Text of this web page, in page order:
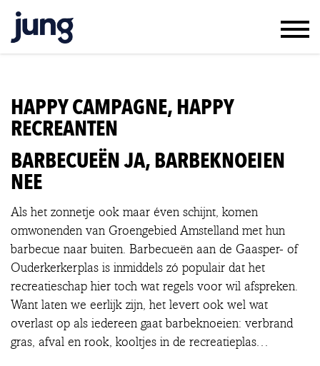
KLANTEN & JUNG
TEAM & VACATURES
CONTACT
IN ENGLISH
HAPPY CAMPAGNE, HAPPY
RECREANTEN
BARBECUEËN JA, BARBEKNOEIEN
NEE
Als het zonnetje ook maar éven schijnt, komen
omwonenden van Groengebied Amstelland met hun
barbecue naar buiten. Barbecueën aan de Gaasper- of
Ouderkerkerplas is inmiddels zó populair dat het
recreatieschap hier toch wat regels voor wil afspreken.
Want laten we eerlijk zijn, het levert ook wel wat
overlast op als iedereen gaat barbeknoeien: verbrand
gras, afval en rook, kooltjes in de recreatieplas…